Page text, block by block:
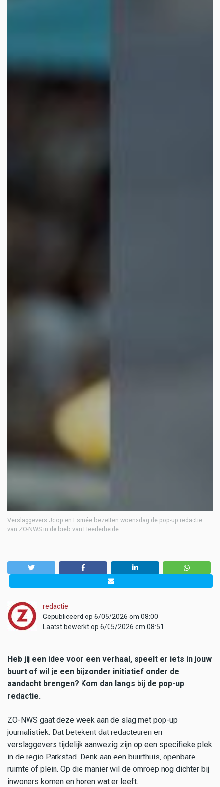
Verslaggevers Joop en Esmée bezetten woensdag de pop-up redactie
van ZO-NWS in de bieb van Heerlerheide.
redactie
Gepubliceerd op 6/05/2026 om 08:00
Laatst bewerkt op 6/05/2026 om 08:51
Heb jij een idee voor een verhaal, speelt er iets in jouw
buurt of wil je een bijzonder initiatief onder de
aandacht brengen? Kom dan langs bij de pop-up
redactie.
ZO-NWS gaat deze week aan de slag met pop-up
journalistiek. Dat betekent dat redacteuren en
verslaggevers tijdelijk aanwezig zijn op een specifieke plek
in de regio Parkstad. Denk aan een buurthuis, openbare
ruimte of plein. Op die manier wil de omroep nog dichter bij
inwoners komen en horen wat er leeft.